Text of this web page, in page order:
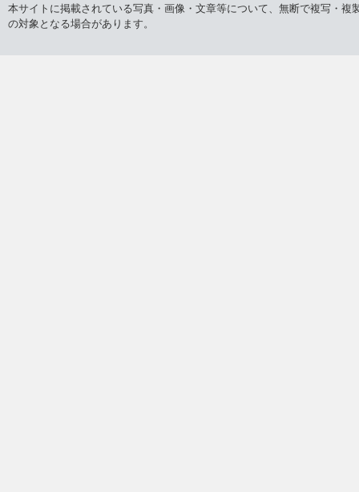
本サイトに掲載されている写真・画像・文章等について、無断で複写・
の対象となる場合があります。